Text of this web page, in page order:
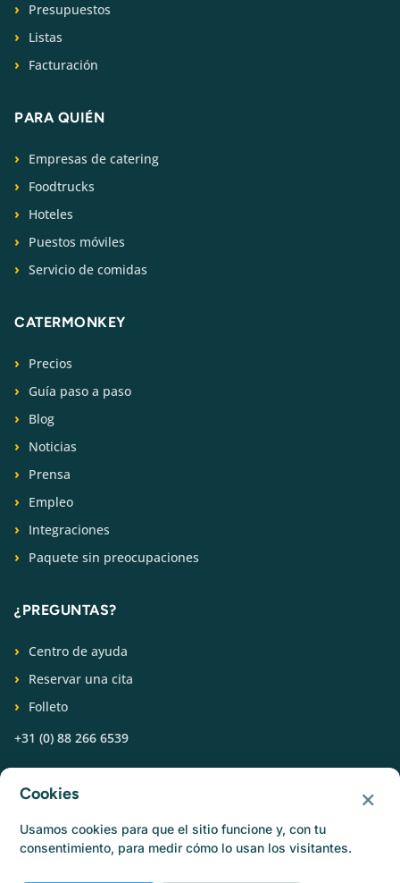
Presupuestos
Listas
Facturación
PARA QUIÉN
Empresas de catering
Foodtrucks
Hoteles
Puestos móviles
Servicio de comidas
CATERMONKEY
Precios
Guía paso a paso
Blog
Noticias
Prensa
Empleo
Integraciones
Paquete sin preocupaciones
¿PREGUNTAS?
Centro de ayuda
Reservar una cita
Folleto
+31 (0) 88 266 6539
Cookies ×
Usamos cookies para que el sitio funcione y, con tu
consentimiento, para medir cómo lo usan los visitantes.